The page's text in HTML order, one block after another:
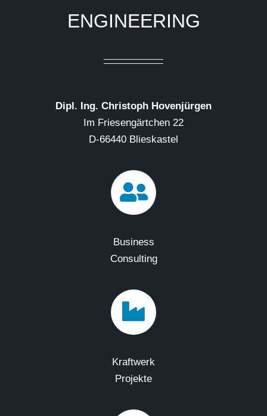
ENGINEERING
Dipl. Ing. Christoph Hovenjürgen
Im Friesengärtchen 22
D-66440 Blieskastel
Business
Consulting
Kraftwerk
Projekte